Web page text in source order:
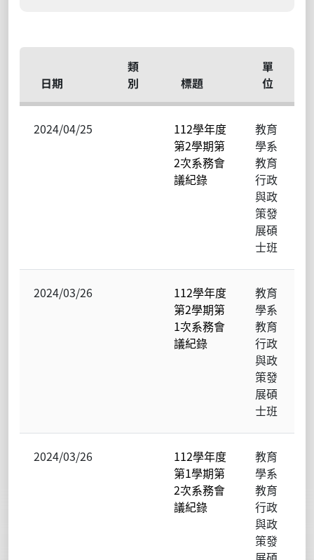
日期
類
別
標題
單
位
2024/04/25
112學年度
第2學期第
2次系務會
議紀錄
教育
學系
教育
行政
與政
策發
展碩
士班
2024/03/26
112學年度
第2學期第
1次系務會
議紀錄
教育
學系
教育
行政
與政
策發
展碩
士班
2024/03/26
112學年度
第1學期第
2次系務會
議紀錄
教育
學系
教育
行政
與政
策發